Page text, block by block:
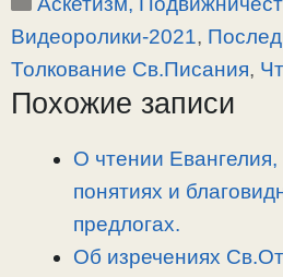
p
y
n
l
e
a
c
e
o
п
р
и
Видеоролики-2021,
Толкование Св.Писания,
Похожие записи
О чтении
понятиях и
предлогах.
Об изречениях